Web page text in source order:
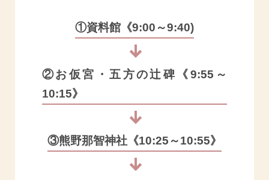
①資料館《9:00～9:40)
②お仮宮・五方の辻碑《9:55～
10:15》
③熊野那智神社《10:25～10:55》